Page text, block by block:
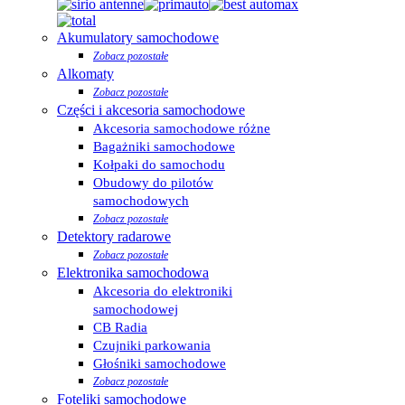
Akumulatory samochodowe
Zobacz pozostałe
Alkomaty
Zobacz pozostałe
Części i akcesoria samochodowe
Akcesoria samochodowe różne
Bagażniki samochodowe
Kołpaki do samochodu
Obudowy do pilotów
samochodowych
Zobacz pozostałe
Detektory radarowe
Zobacz pozostałe
Elektronika samochodowa
Akcesoria do elektroniki
samochodowej
CB Radia
Czujniki parkowania
Głośniki samochodowe
Zobacz pozostałe
Foteliki samochodowe